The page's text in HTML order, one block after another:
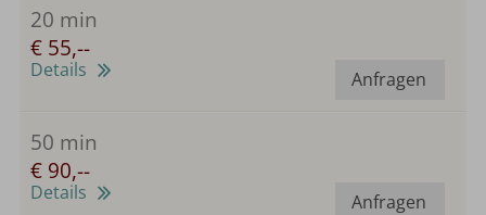
20 min
€ 55,--
Anfragen
Details
50 min
€ 90,--
Anfragen
Details